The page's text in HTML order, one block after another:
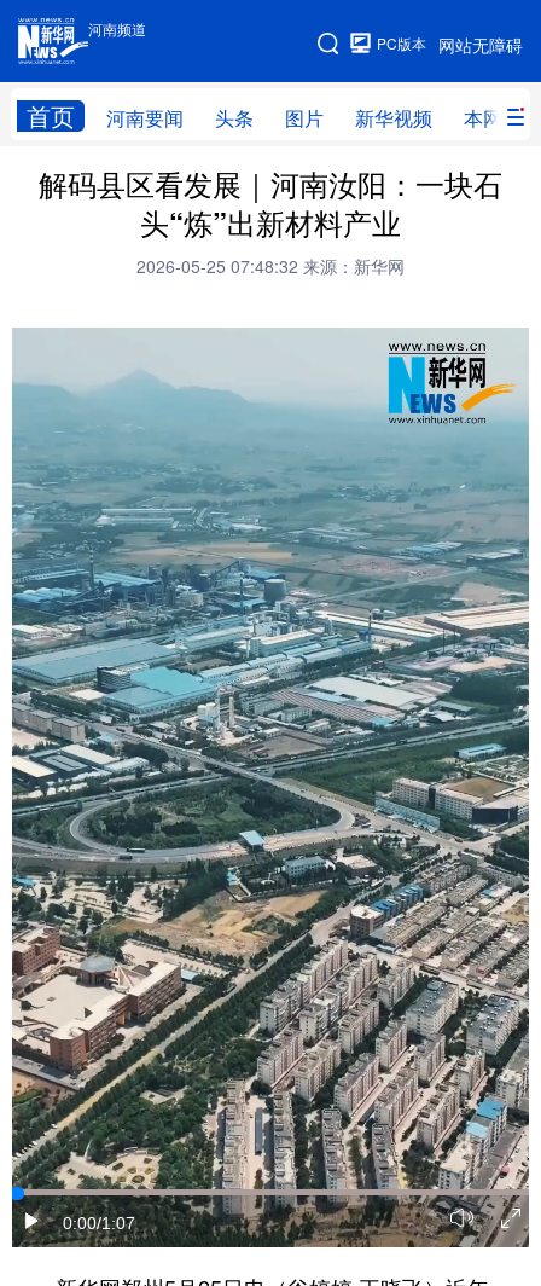
河南频道
网站无障碍
PC版本
首页 河南要闻 头条 图片 新华视频 本网原创
河南频道
网站地图
频道首页 河南要闻 头条
本网原创
新华社记者看河南 领导活动报道集
廉政 人事 新华视频
专题 地方动态
乡村振兴
民生社会 医疗健康 金融兴豫
文旅新探 豫股百家
地方频道
北京 天津 河北
山西 辽宁 吉林
上海 江苏 浙江
安徽 福建 江西
山东 河南 湖北
湖南 广东 广西
海南 重庆 四川
贵州 云南 西藏
陕西 甘肃 青海
宁夏 新疆 内蒙古
黑龙江
解码县区看发展｜河南汝阳：一块石
头“炼”出新材料产业
2026-05-25 07:48:32 来源：新华网
0:00/1:07